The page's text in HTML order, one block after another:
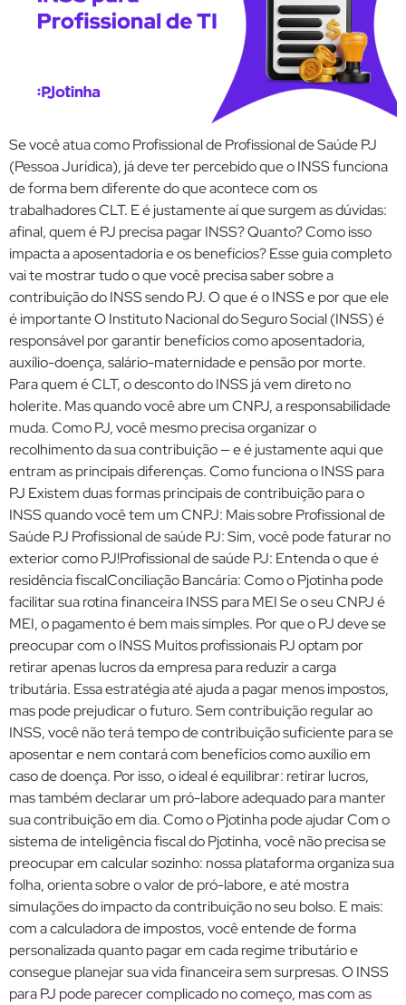
Se você atua como Profissional de Profissional de Saúde PJ
(Pessoa Jurídica), já deve ter percebido que o INSS funciona
de forma bem diferente do que acontece com os
trabalhadores CLT. E é justamente aí que surgem as dúvidas:
afinal, quem é PJ precisa pagar INSS? Quanto? Como isso
impacta a aposentadoria e os benefícios? Esse guia completo
vai te mostrar tudo o que você precisa saber sobre a
contribuição do INSS sendo PJ. O que é o INSS e por que ele
é importante O Instituto Nacional do Seguro Social (INSS) é
responsável por garantir benefícios como aposentadoria,
auxílio-doença, salário-maternidade e pensão por morte.
Para quem é CLT, o desconto do INSS já vem direto no
holerite. Mas quando você abre um CNPJ, a responsabilidade
muda. Como PJ, você mesmo precisa organizar o
recolhimento da sua contribuição — e é justamente aqui que
entram as principais diferenças. Como funciona o INSS para
PJ Existem duas formas principais de contribuição para o
INSS quando você tem um CNPJ: Mais sobre Profissional de
Saúde PJ Profissional de saúde PJ: Sim, você pode faturar no
exterior como PJ!Profissional de saúde PJ: Entenda o que é
residência fiscalConciliação Bancária: Como o Pjotinha pode
facilitar sua rotina financeira INSS para MEI Se o seu CNPJ é
MEI, o pagamento é bem mais simples. Por que o PJ deve se
preocupar com o INSS Muitos profissionais PJ optam por
retirar apenas lucros da empresa para reduzir a carga
tributária. Essa estratégia até ajuda a pagar menos impostos,
mas pode prejudicar o futuro. Sem contribuição regular ao
INSS, você não terá tempo de contribuição suficiente para se
aposentar e nem contará com benefícios como auxílio em
caso de doença. Por isso, o ideal é equilibrar: retirar lucros,
mas também declarar um pró-labore adequado para manter
sua contribuição em dia. Como o Pjotinha pode ajudar Com o
sistema de inteligência fiscal do Pjotinha, você não precisa se
preocupar em calcular sozinho: nossa plataforma organiza sua
folha, orienta sobre o valor de pró-labore, e até mostra
simulações do impacto da contribuição no seu bolso. E mais:
com a calculadora de impostos, você entende de forma
personalizada quanto pagar em cada regime tributário e
consegue planejar sua vida financeira sem surpresas. O INSS
para PJ pode parecer complicado no começo, mas com as